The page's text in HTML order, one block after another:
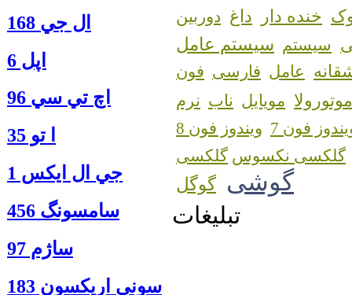
ال جي 168
اپل 6
اچ تي سي 96
ا‍ تو 35
جي ال ايكس 1
سامسونگ 456
ساژم 97
سوني اريكسون 183
خنده دار داغ دوربین
سیستم سیستم عامل
عامل فارسی فون
موتورولا مویایل ناب نرم
فون 7
ویندوز فون 8
گلکسی نکسوس
گوشی گوگل
تبلیغات